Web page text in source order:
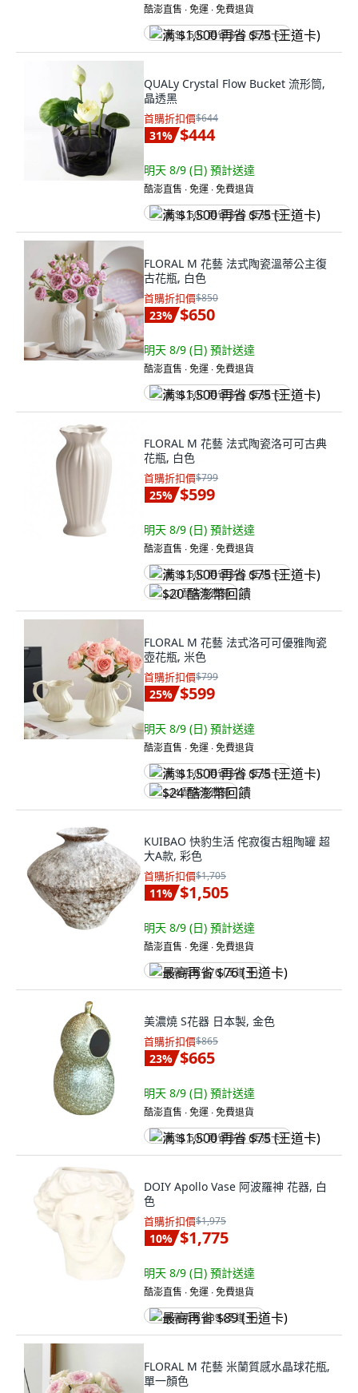
酷澎直售 ∙ 免運 ∙ 免費退貨
满 $1,500 再省 $75 (王道卡)
QUALy Crystal Flow Bucket 流形筒,
晶透黑
首購折扣價$644
31% $444
明天 8/9 (日) 預計送達
酷澎直售 ∙ 免運 ∙ 免費退貨
满 $1,500 再省 $75 (王道卡)
FLORAL M 花藝 法式陶瓷溫蒂公主復
古花瓶, 白色
首購折扣價$850
23% $650
明天 8/9 (日) 預計送達
酷澎直售 ∙ 免運 ∙ 免費退貨
满 $1,500 再省 $75 (王道卡)
FLORAL M 花藝 法式陶瓷洛可可古典
花瓶, 白色
首購折扣價$799
25% $599
明天 8/9 (日) 預計送達
酷澎直售 ∙ 免運 ∙ 免費退貨
满 $1,500 再省 $75 (王道卡)
$20 酷澎幣回饋
FLORAL M 花藝 法式洛可可優雅陶瓷
壺花瓶, 米色
首購折扣價$799
25% $599
明天 8/9 (日) 預計送達
酷澎直售 ∙ 免運 ∙ 免費退貨
满 $1,500 再省 $75 (王道卡)
$24 酷澎幣回饋
KUIBAO 快豹生活 侘寂復古粗陶罐 超
大A款, 彩色
首購折扣價$1,705
11% $1,505
明天 8/9 (日) 預計送達
酷澎直售 ∙ 免運 ∙ 免費退貨
最高再省 $76 (王道卡)
美濃燒 S花器 日本製, 金色
首購折扣價$865
23% $665
明天 8/9 (日) 預計送達
酷澎直售 ∙ 免運 ∙ 免費退貨
满 $1,500 再省 $75 (王道卡)
DOIY Apollo Vase 阿波羅神 花器, 白
色
首購折扣價$1,975
10% $1,775
明天 8/9 (日) 預計送達
酷澎直售 ∙ 免運 ∙ 免費退貨
最高再省 $89 (王道卡)
FLORAL M 花藝 米蘭質感水晶球花瓶,
單一顏色